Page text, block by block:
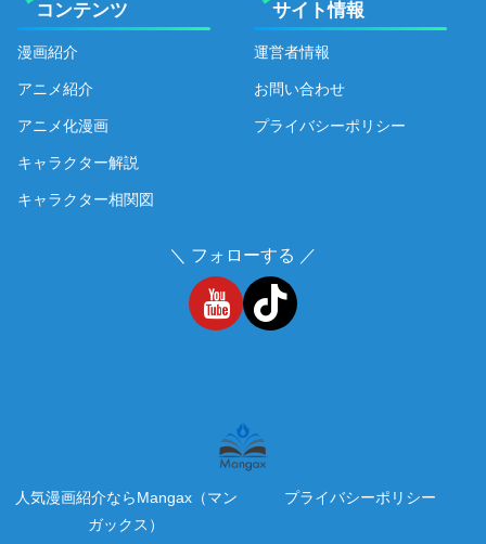
コンテンツ
漫画紹介
アニメ紹介
アニメ化漫画
キャラクター解説
キャラクター相関図
サイト情報
運営者情報
お問い合わせ
プライバシーポリシー
＼ フォローする ／
人気漫画紹介ならMangax（マン
ガックス）
プライバシーポリシー